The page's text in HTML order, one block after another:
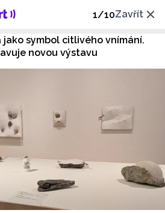
1/10Zavřít
symbol citlivého vnímání.
novou výstavu